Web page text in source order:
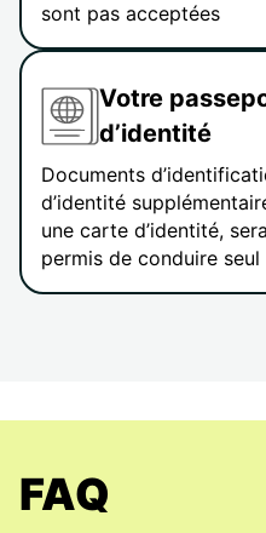
sont pas acceptées
Votre
d’identité
Documents
d’identité
une carte d’identité,
permis de conduire seul
FAQ